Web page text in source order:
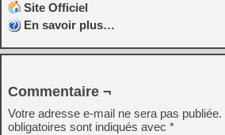
Site Officiel
En savoir plus…
Commentaire ¬
Votre adresse e-mail ne sera pas publiée.
obligatoires sont indiqués avec *